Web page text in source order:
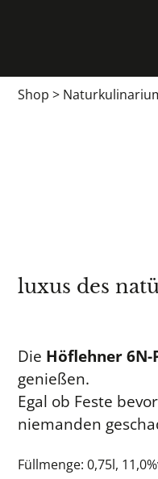
Shop >
luxus des
Die Höflehner
genießen.
Egal ob Feste
niemanden
Füllmenge: 0,75l,